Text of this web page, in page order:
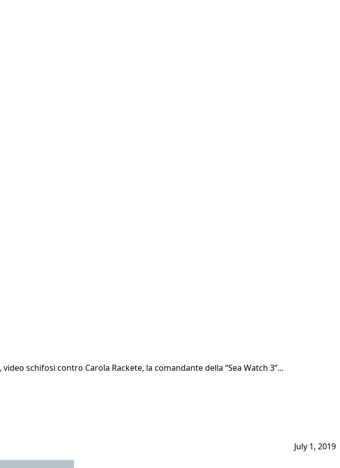
schifosi contro Carola Rackete, la comandante della “Sea Watch 3”...
July 1, 2019